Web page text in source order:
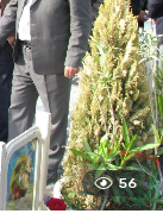
56